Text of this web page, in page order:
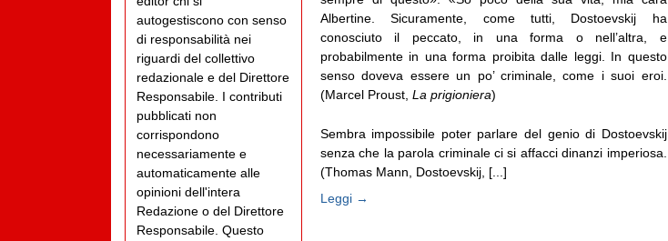
Albertine. Sicuramente, come tutti, Dostoevskij ha
conosciuto il peccato, in una forma o nell’altra, e
probabilmente in una forma proibita dalle leggi. In questo
senso doveva essere un po’ criminale, come i suoi eroi.
(Marcel Proust, La prigioniera)
Sembra impossibile poter parlare del genio di Dostoevskij
senza che la parola criminale ci si affacci dinanzi imperiosa.
(Thomas Mann, Dostoevskij, [...]
Leggi →
autogestiscono con senso
di responsabilità nei
riguardi del collettivo
redazionale e del Direttore
Responsabile. I contributi
pubblicati non
corrispondono
necessariamente e
automaticamente alle
opinioni dell'intera
Redazione o del Direttore
Responsabile. Questo